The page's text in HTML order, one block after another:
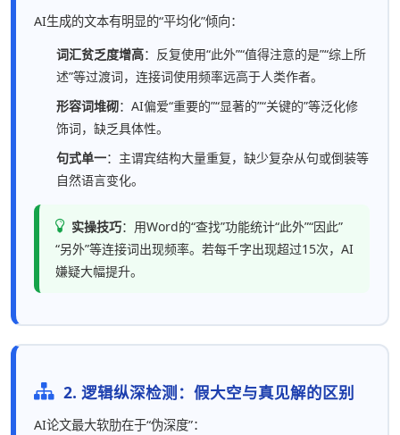
AI生成的文本有明显的“平均化”倾向：
词汇贫乏度增高：反复使用“此外”“值得注意的是”“综上所
述”等过渡词，连接词使用频率远高于人类作者。
形容词堆砌：AI偏爱“重要的”“显著的”“关键的”等泛化修
饰词，缺乏具体性。
句式单一：主谓宾结构大量重复，缺少复杂从句或倒装等
自然语言变化。
实操技巧：用Word的“查找”功能统计“此外”“因此”
“另外”等连接词出现频率。若每千字出现超过15次，AI
嫌疑大幅提升。
2. 逻辑纵深检测：假大空与真见解的区别
AI论文最大软肋在于“伪深度”：